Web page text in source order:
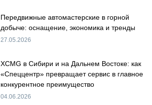
Передвижные автомастерские в горной
добыче: оснащение, экономика и тренды
27.05.2026
XCMG в Сибири и на Дальнем Востоке: как
«Спеццентр» превращает сервис в главное
конкурентное преимущество
04.06.2026